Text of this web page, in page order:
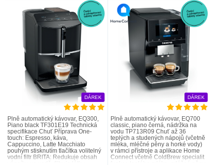
Kávovary Siemens navržené v Německu jsou symbolem stálosti,
spolehlivosti a prvotřídních technologií.
Chcete si vychutnávat různé druhy kávy?
Díky systému dualBean plně automatického kávovaru Siemens
připravíte požadovaný nápoj s použitím té správné zrnkové kávy.
Dva samostatné zásobníky na zrnkovou kávu – každý s vlastním
DÁREK
Plně automatický kávovar, EQ300,
Piano black TF301E19 Technická
specifikace Chuť Příprava One-
touch: Espresso, káva,
Cappuccino, Latte Macchiato
pouhým stisknutím tlačítka volitelný
vodní filtr BRITA: Redukuje obsah
DÁREK
Plně automatický kávovar, EQ700
classic, piano černá, nádržka na
vodu TP713R09 Chuť až 36
teplých a studených nápojů (včetně
mléka, mléčné pěny a horké vody)
v rámci přístroje a aplikace Home
Connect včetně ColdBrew specialit